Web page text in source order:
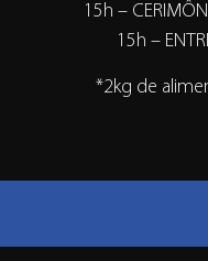
15h –
15h –
*2kg de